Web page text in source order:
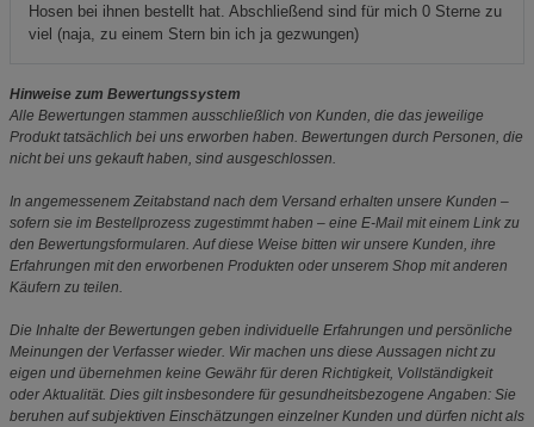
Hosen bei ihnen bestellt hat. Abschließend sind für mich 0 Sterne zu
viel (naja, zu einem Stern bin ich ja gezwungen)
Hinweise zum Bewertungssystem
Alle Bewertungen stammen ausschließlich von Kunden, die das jeweilige
Produkt tatsächlich bei uns erworben haben. Bewertungen durch Personen, die
nicht bei uns gekauft haben, sind ausgeschlossen.
In angemessenem Zeitabstand nach dem Versand erhalten unsere Kunden –
sofern sie im Bestellprozess zugestimmt haben – eine E-Mail mit einem Link zu
den Bewertungsformularen. Auf diese Weise bitten wir unsere Kunden, ihre
Erfahrungen mit den erworbenen Produkten oder unserem Shop mit anderen
Käufern zu teilen.
Die Inhalte der Bewertungen geben individuelle Erfahrungen und persönliche
Meinungen der Verfasser wieder. Wir machen uns diese Aussagen nicht zu
eigen und übernehmen keine Gewähr für deren Richtigkeit, Vollständigkeit
oder Aktualität. Dies gilt insbesondere für gesundheitsbezogene Angaben: Sie
beruhen auf subjektiven Einschätzungen einzelner Kunden und dürfen nicht als